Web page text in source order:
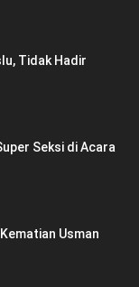
Tidak Hadir
Seksi di Acara
Usman